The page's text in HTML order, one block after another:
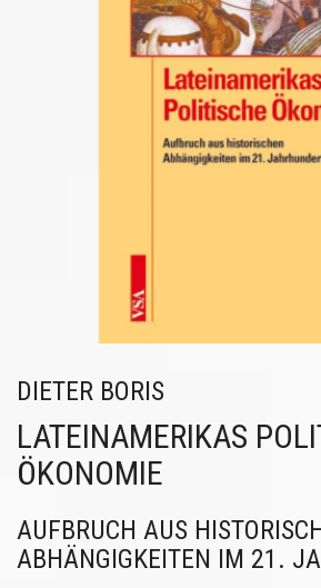
DIETER BORIS
LATEINAMERIKAS
ÖKONOMIE
AUFBRUCH AUS
ABHÄNGIGKEITEN IM 21.